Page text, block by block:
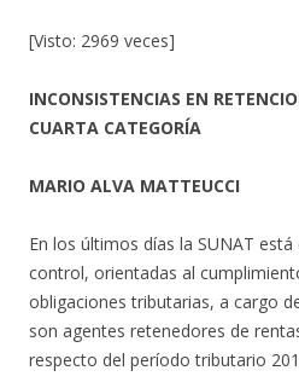
[Visto: 2969 veces]
INCONSISTENCIAS EN
CUARTA CATEGORÍA
MARIO ALVA MATTEUCCI
En los últimos días la SUNAT
control, orientadas al
obligaciones tributarias, a cargo
son agentes retenedores de
respecto del período tributario